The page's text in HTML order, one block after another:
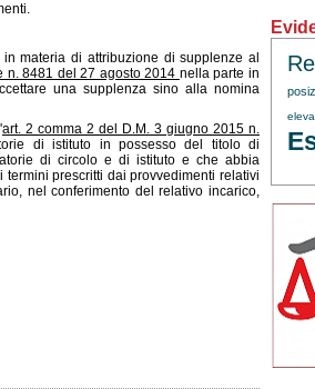
materia di attribuzione di supplenze al
n. 8481 del 27 agosto 2014 nella parte in
una supplenza sino alla nomina
art. 2 comma 2 del D.M. 3 giugno 2015 n.
di istituto in possesso del titolo di
di circolo e di istituto e che abbia
prescritti dai provvedimenti relativi
nel conferimento del relativo incarico,